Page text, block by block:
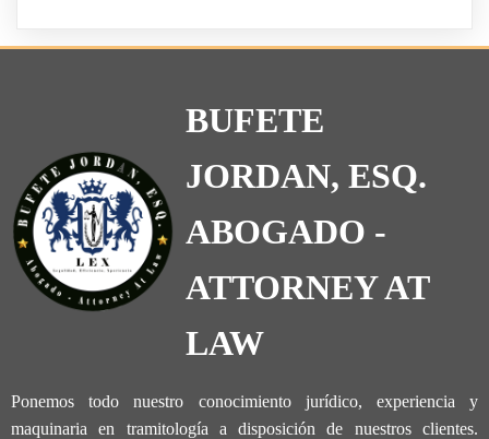
BUFETE
JORDAN, ESQ.
ABOGADO -
ATTORNEY AT
LAW
Ponemos todo nuestro conocimiento jurídico, experiencia y
maquinaria en tramitología a disposición de nuestros clientes.